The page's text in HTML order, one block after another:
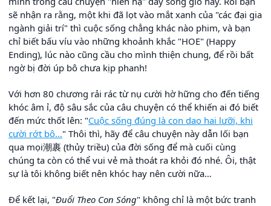
sẽ nhận ra rằng, một khi đã lọt vào mắt xanh của "các đại gia
ngành giải trí" thì cuộc sống chẳng khác nào phim, và bạn
chỉ biết bấu víu vào những khoảnh khắc "HOE" (Happy
Ending), lúc nào cũng cầu cho mình thiện chung, để rồi bất
ngờ bị đời úp bô chưa kịp phanh!
Với hơn 80 chương rải rác từ nụ cười hờ hững cho đến tiếng
khóc âm ỉ, độ sâu sắc của câu chuyện có thể khiến ai đó biết
đến mức thốt lên: "Cuộc sống đúng là con dao hai lưỡi, khi
cười rớt bô..." Thôi thì, hãy để câu chuyện này dẫn lối bạn
qua mọi潮裹 (thủy triều) của đời sống để mà cuối cùng
chúng ta còn có thể vui vẻ mà thoát ra khỏi đó nhé. Ôi, thật
sự là tôi không biết nên khóc hay nên cười nữa…
Để kết lại, "Đuổi Theo Con Sóng" không chỉ là một bức tranh